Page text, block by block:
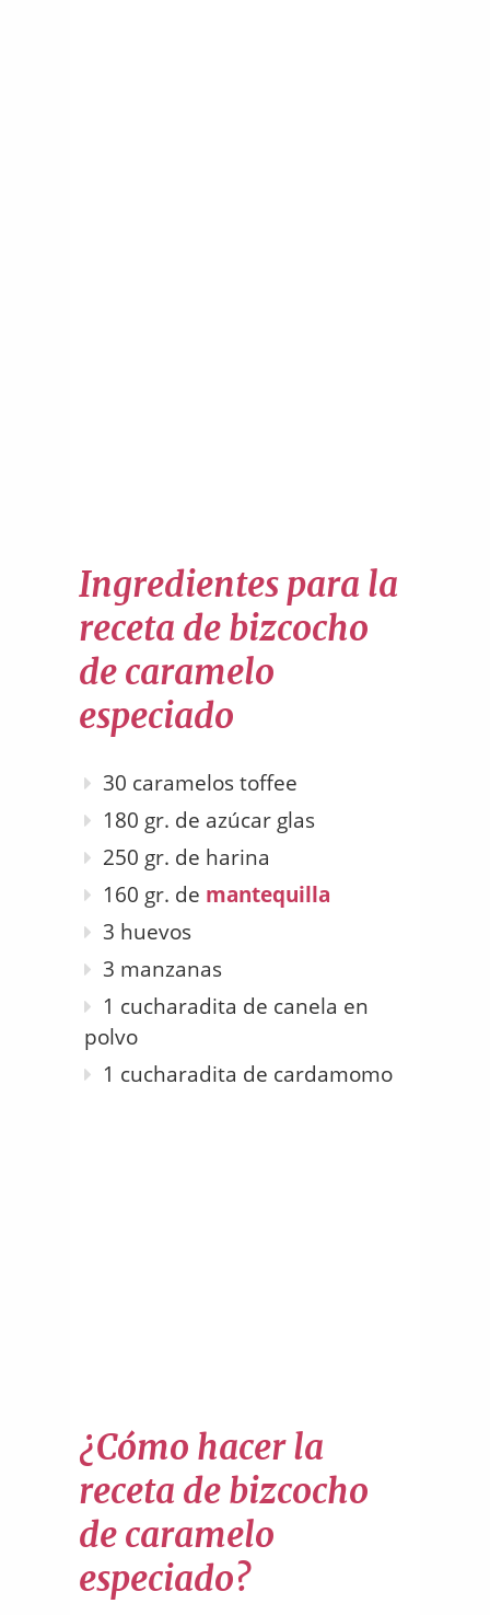
Ingredientes para la
receta de bizcocho
de caramelo
especiado
30 caramelos toffee
180 gr. de azúcar glas
250 gr. de harina
160 gr. de mantequilla
3 huevos
3 manzanas
1 cucharadita de canela en
polvo
1 cucharadita de cardamomo
¿Cómo hacer la
receta de bizcocho
de caramelo
especiado?